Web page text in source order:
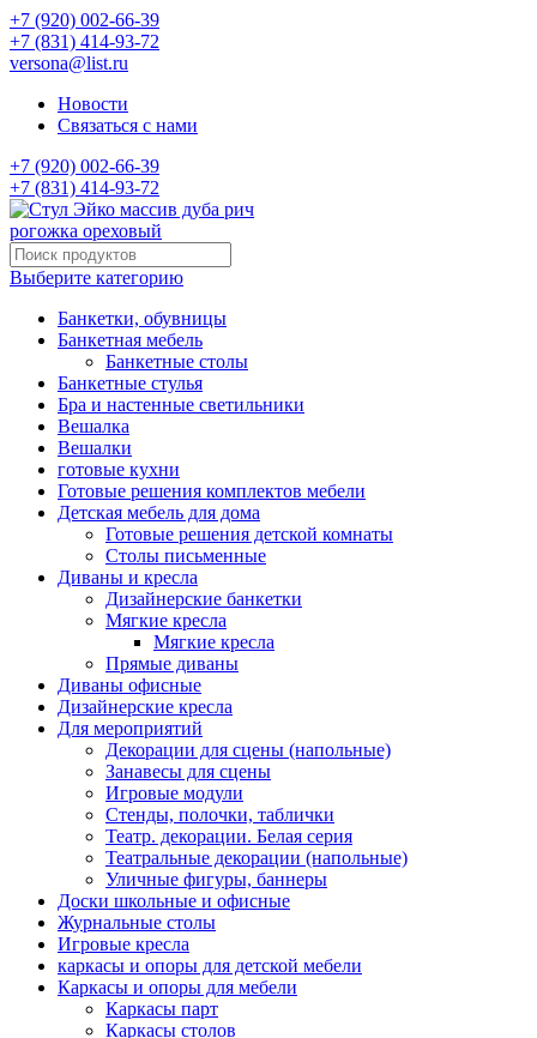
+7 (920) 002-66-39
+7 (831) 414-93-72
versona@list.ru
Новости
Связаться с нами
+7 (920) 002-66-39
+7 (831) 414-93-72
Выберите категорию
Банкетки, обувницы
Банкетная мебель
Банкетные столы
Банкетные стулья
Бра и настенные светильники
Вешалка
Вешалки
готовые кухни
Готовые решения комплектов мебели
Детская мебель для дома
Готовые решения детской комнаты
Столы письменные
Диваны и кресла
Дизайнерские банкетки
Мягкие кресла
Мягкие кресла
Прямые диваны
Диваны офисные
Дизайнерские кресла
Для мероприятий
Декорации для сцены (напольные)
Занавесы для сцены
Игровые модули
Стенды, полочки, таблички
Театр. декорации. Белая серия
Театральные декорации (напольные)
Уличные фигуры, баннеры
Доски школьные и офисные
Журнальные столы
Игровые кресла
каркасы и опоры для детской мебели
Каркасы и опоры для мебели
Каркасы парт
Каркасы столов